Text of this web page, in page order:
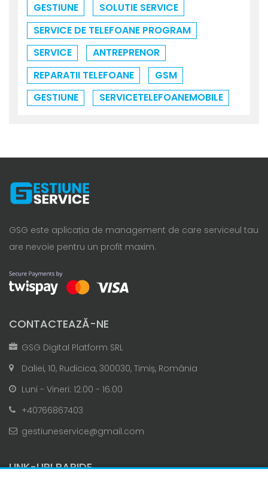
GESTIUNE
SOLUTIE SERVICE
SERVICE DE TELEFOANE PROGRAM
SERVICE
ANTREPRENOR
REPARATII TELEFOANE
GSM
GESTIUNE
SERVICETELEFOANEMOBILE
GSG este aplicația de management de care serviceul tau
are nevoie pentru un profit maxim.
CONTACTEAZĂ-NE
GSG Digital Platform SRL
Daliei, 10, Rudicica, 300030, Timiș, România
Luni - Vineri: 12:00 - 16:00
+40766867403
gestiuneservice@gmail.com
LINK-URI RAPIDE